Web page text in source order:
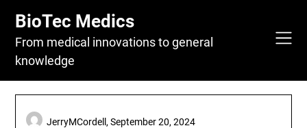
content
BioTec Medics
From medical innovations to general
knowledge
JerryMCordell,September 20, 2024